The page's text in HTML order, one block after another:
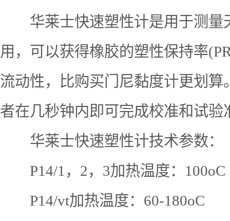
华莱士快速塑性计是用于测量天
用，可以获得橡胶的塑性保持率
流动性，比购买门尼黏度计更划
者在几秒钟内即可完成校准和试验
华莱士快速塑性计技术参数：
P14/1，2，3加热温度：100oC
P14/vt加热温度：60-180oC